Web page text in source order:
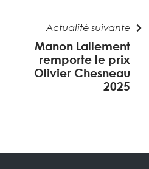
Actualité suivante
Manon Lallement
remporte le prix
Olivier Chesneau
2025